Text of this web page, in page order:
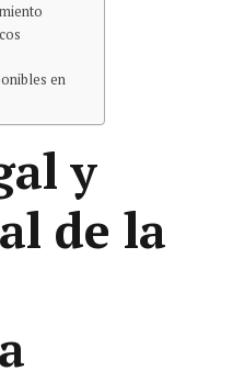
en
y
de la